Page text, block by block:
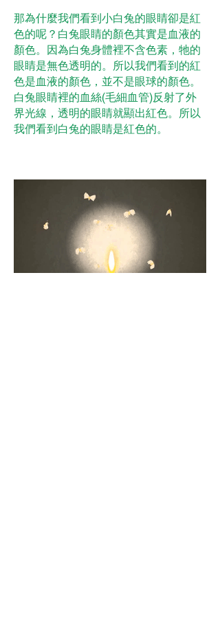
那為什麼我們看到小白兔的眼睛卻是紅
色的呢？白兔眼睛的顏色其實是血液的
顏色。因為白兔身體裡不含色素，牠的
眼睛是無色透明的。所以我們看到的紅
色是血液的顏色，並不是眼球的顏色。
白兔眼睛裡的血絲(毛細血管)反射了外
界光線，透明的眼睛就顯出紅色。所以
我們看到白兔的眼睛是紅色的。